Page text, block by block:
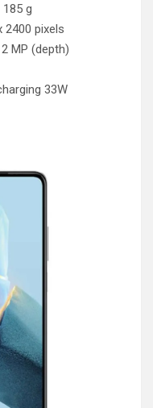
185 g
2400 pixels
MP (depth)
33W